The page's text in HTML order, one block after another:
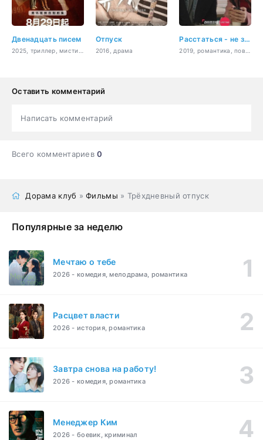
Двенадцать писем Отпуск
2016, драма
Расстаться - не значит перестать любить
Оставить комментарий
Написать комментарий
Всего комментариев0
Дорама клуб »Фильмы » Трёхдневный отпуск
Популярные за неделю
Мечтаю о тебе
2026 - комедия, мелодрама, романтика
Расцвет власти
2026 - история, романтика
Завтра снова на работу!
2026 - комедия, романтика
Менеджер Ким
2026 - боевик, криминал